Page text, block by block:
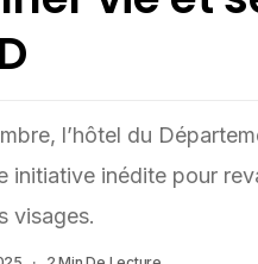
l’hôtel du
initiative inédite pour
visages.